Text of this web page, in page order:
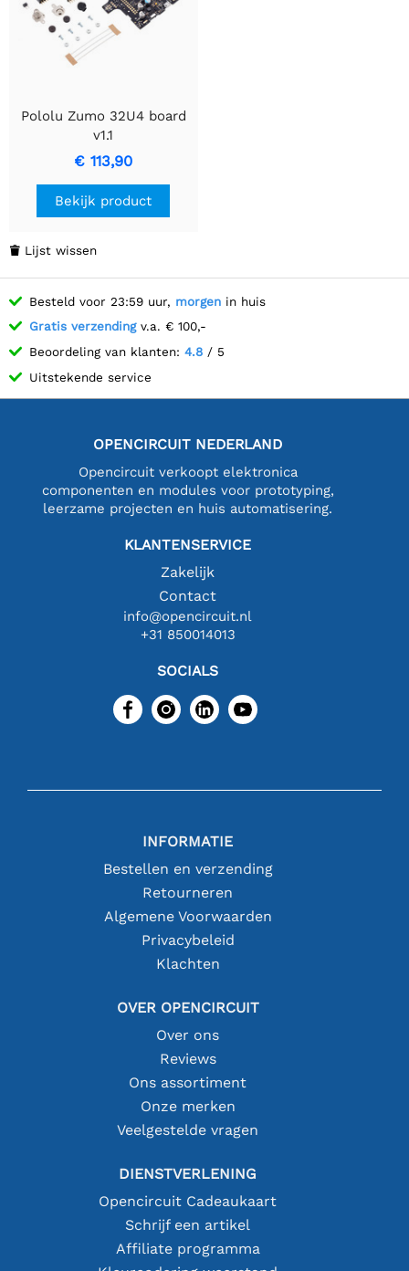
Pololu Zumo 32U4 board
v1.1
€ 113,90
Bekijk product
 Lijst wissen
Besteld voor 23:59 uur, morgen in huis
Gratis verzendingv.a. € 100,-
Beoordeling van klanten: 4.8 / 5
Uitstekende service
OPENCIRCUIT NEDERLAND
Opencircuit verkoopt elektronica
componenten en modules voor prototyping,
leerzame projecten en huis automatisering.
KLANTENSERVICE
Zakelijk
Contact
info@opencircuit.nl
+31 850014013
SOCIALS
INFORMATIE
Bestellen en verzending
Retourneren
Algemene Voorwaarden
Privacybeleid
Klachten
OVER OPENCIRCUIT
Over ons
Reviews
Ons assortiment
Onze merken
Veelgestelde vragen
DIENSTVERLENING
Opencircuit Cadeaukaart
Schrijf een artikel
Affiliate programma